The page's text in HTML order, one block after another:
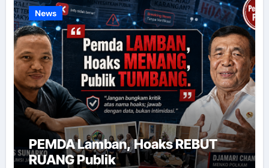
News
PEMDA Lamban, Hoaks REBUT
RUANG Publik